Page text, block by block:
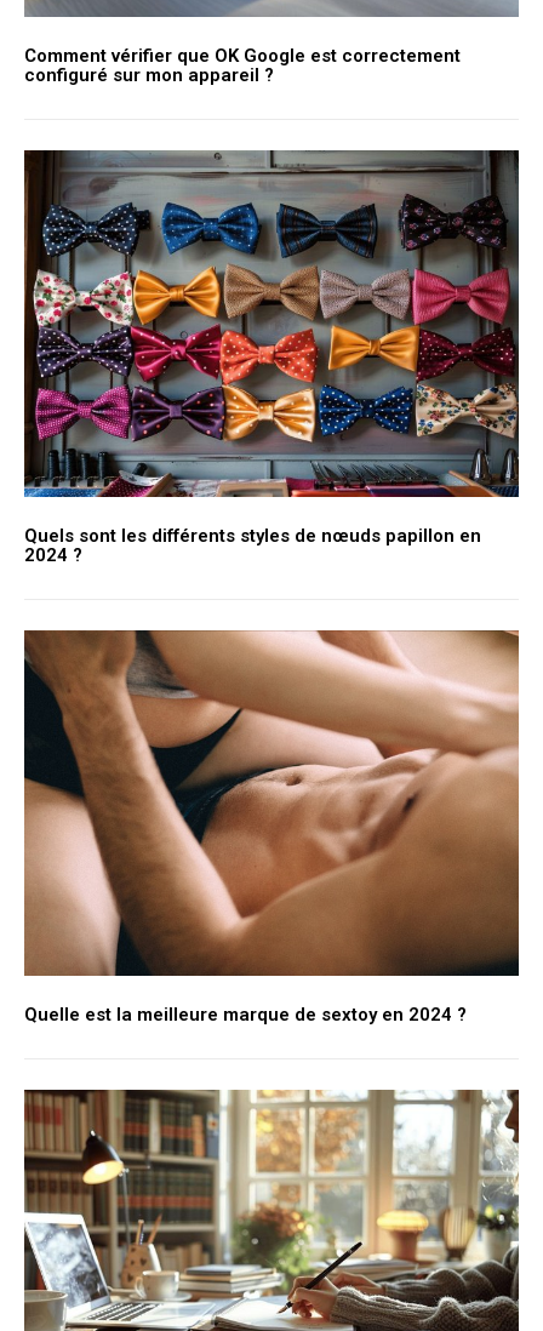
Comment vérifier que OK Google est correctement
configuré sur mon appareil ?
Quels sont les différents styles de nœuds papillon en
2024 ?
Quelle est la meilleure marque de sextoy en 2024 ?